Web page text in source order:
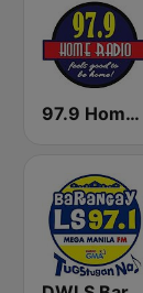
97.9 Home Radio